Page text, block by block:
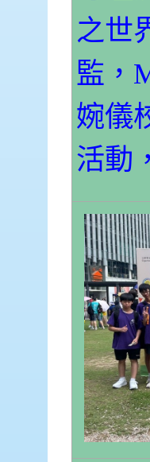
之世
監，
婉儀
活動